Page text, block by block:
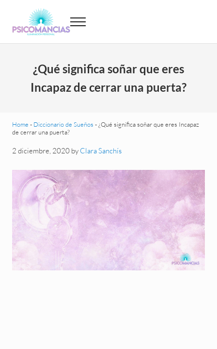
Psicomancias
Menu
¿Qué significa soñar que eres
Incapaz de cerrar una puerta?
Home - Diccionario de Sueños -¿Qué significa soñar que eres Incapaz
de cerrar una puerta?
2 diciembre, 2020 by Clara Sanchís